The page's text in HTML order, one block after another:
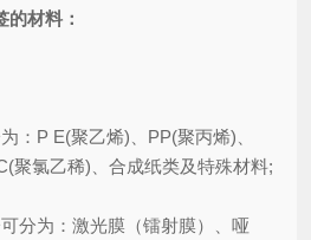
材料：
P E(聚乙烯)、PP(聚丙烯)、
聚氯乙稀)、合成纸类及特殊材料;
为：激光膜（镭射膜）、哑